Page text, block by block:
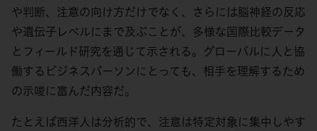
や判断、注意の向け方だけでなく、さらには脳神経の反応
や遺伝子レベルにまで及ぶことが、多様な国際比較データ
とフィールド研究を通じて示される。グローバルに人と協
働するビジネスパーソンにとっても、相手を理解するため
の示唆に富んだ内容だ。
たとえば西洋人は分析的で、注意は特定対象に集中しやす